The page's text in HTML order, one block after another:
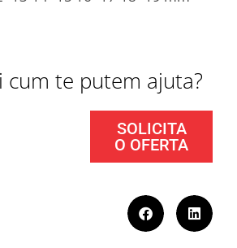
cum te putem ajuta?
SOLICITA
O OFERTA